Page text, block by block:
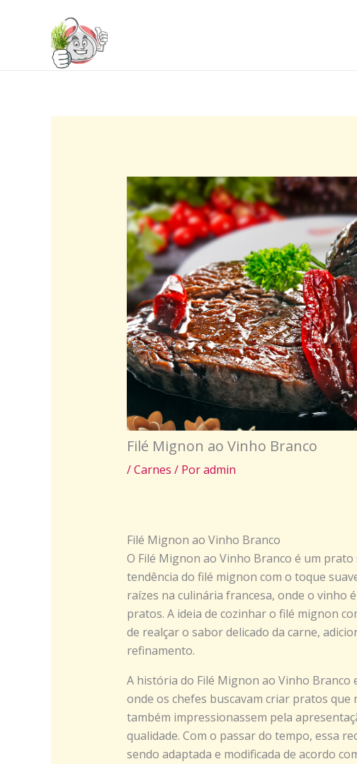
Filé Mignon ao Vinho Branco
/Carnes / Poradmin
Filé Mignon ao Vinho Branco
O Filé Mignon ao Vinho Branco é um
tendência do filé mignon com o toque
raízes na culinária francesa, onde o vinho
pratos. A ideia de cozinhar o filé mignon
de realçar o sabor delicado da carne,
refinamento.
A história do Filé Mignon ao Vinho Branco
onde os chefes buscavam criar pratos
também impressionassem pela
qualidade. Com o passar do tempo, essa
sendo adaptada e modificada de acordo